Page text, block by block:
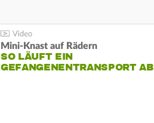
Mini-Knast auf Rädern
SO LÄUFT EIN
GEFANGENENTRANSPORT AB